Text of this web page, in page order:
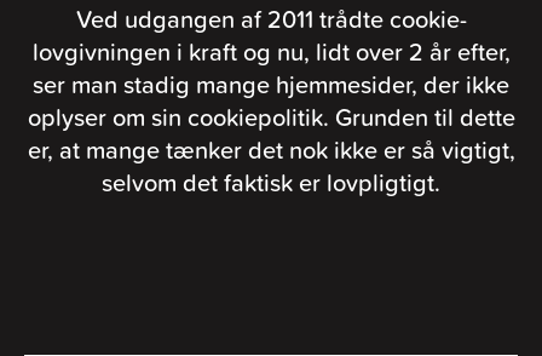
Ved udgangen af 2011 trådte cookie-
lovgivningen i kraft og nu, lidt over 2 år efter,
ser man stadig mange hjemmesider, der ikke
oplyser om sin cookiepolitik. Grunden til dette
er, at mange tænker det nok ikke er så vigtigt,
selvom det faktisk er lovpligtigt.